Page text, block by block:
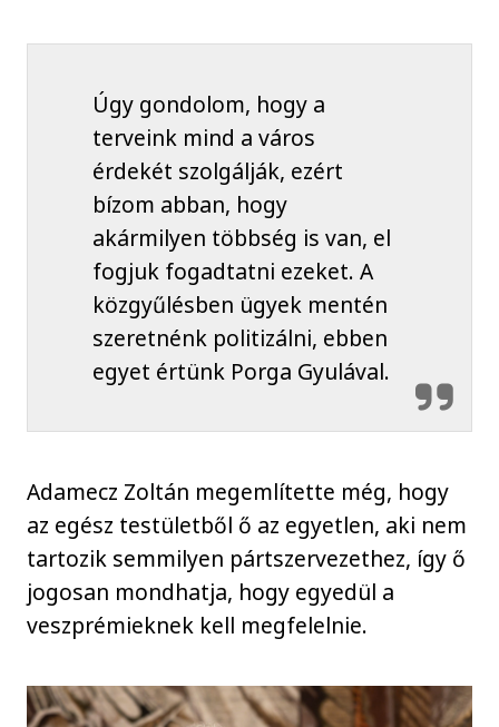
Úgy gondolom, hogy a
terveink mind a város
érdekét szolgálják, ezért
bízom abban, hogy
akármilyen többség is van, el
fogjuk fogadtatni ezeket. A
közgyűlésben ügyek mentén
szeretnénk politizálni, ebben
egyet értünk Porga Gyulával.
Adamecz Zoltán megemlítette még, hogy
az egész testületből ő az egyetlen, aki nem
tartozik semmilyen pártszervezethez, így ő
jogosan mondhatja, hogy egyedül a
veszprémieknek kell megfelelnie.